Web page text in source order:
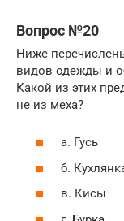
Вопрос №20
Ниже
видов одежды и
Какой из этих
не из меха?
а. Гусь
б.
в. Кисы